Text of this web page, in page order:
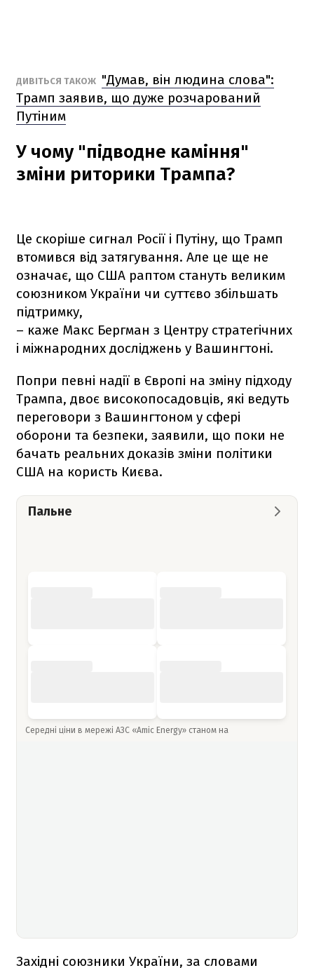
ДИВІТЬСЯ ТАКОЖ "Думав, він людина слова":
Трамп заявив, що дуже розчарований
Путіним
У чому "підводне каміння"
зміни риторики Трампа?
Це скоріше сигнал Росії і Путіну, що Трамп
втомився від затягування. Але це ще не
означає, що США раптом стануть великим
союзником України чи суттєво збільшать
підтримку,
– каже Макс Бергман з Центру стратегічних
і міжнародних досліджень у Вашингтоні.
Попри певні надії в Європі на зміну підходу
Трампа, двоє високопосадовців, які ведуть
переговори з Вашингтоном у сфері
оборони та безпеки, заявили, що поки не
бачать реальних доказів зміни політики
США на користь Києва.
Пальне
Середні ціни в мережі АЗС «Amic Energy» станом на
Західні союзники України, за словами